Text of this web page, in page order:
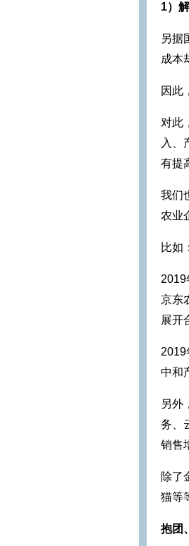
1）
另据
成本
因此
对此
入、
有提
我们
农业
比如：
2019
京东
展开
2019
中和
另外
务、
销售
除了
猫等
抱团